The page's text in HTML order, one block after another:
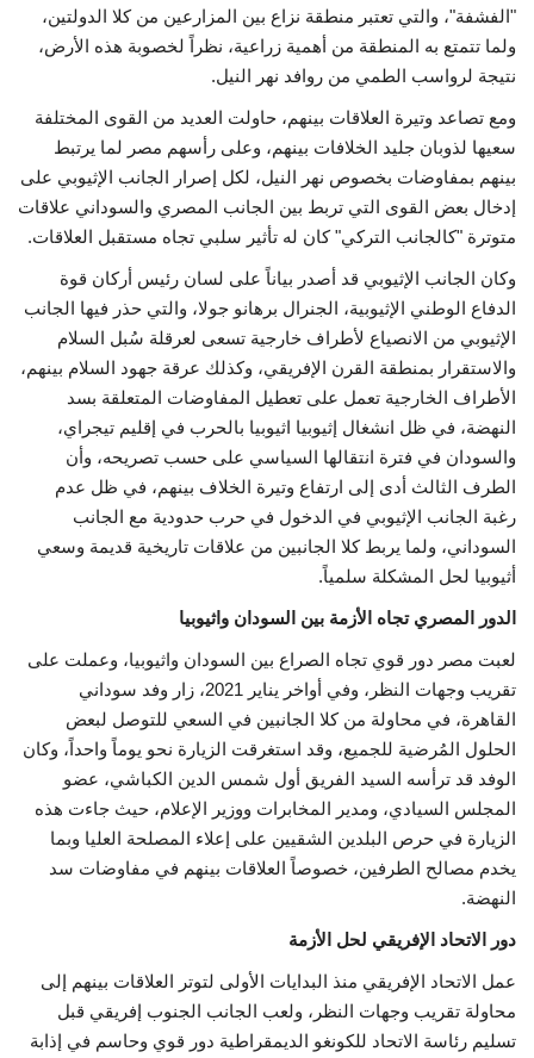
"الفشفة"، والتي تعتبر منطقة نزاع بين المزارعين من كلا الدولتين،
ولما تتمتع به المنطقة من أهمية زراعية، نظراً لخصوبة هذه الأرض،
نتيجة لرواسب الطمي من روافد نهر النيل.
ومع تصاعد وتيرة العلاقات بينهم، حاولت العديد من القوى المختلفة
سعيها لذوبان جليد الخلافات بينهم، وعلى رأسهم مصر لما يرتبط
بينهم بمفاوضات بخصوص نهر النيل، لكل إصرار الجانب الإثيوبي على
إدخال بعض القوى التي تربط بين الجانب المصري والسوداني علاقات
متوترة "كالجانب التركي" كان له تأثير سلبي تجاه مستقبل العلاقات.
وكان الجانب الإثيوبي قد أصدر بياناً على لسان رئيس أركان قوة
الدفاع الوطني الإثيوبية، الجنرال برهانو جولا، والتي حذر فيها الجانب
الإثيوبي من الانصياع لأطراف خارجية تسعى لعرقلة سُبل السلام
والاستقرار بمنطقة القرن الإفريقي، وكذلك عرقة جهود السلام بينهم،
الأطراف الخارجية تعمل على تعطيل المفاوضات المتعلقة بسد
النهضة، في ظل انشغال إثيوبيا اثيوبيا بالحرب في إقليم تيجراي،
والسودان في فترة انتقالها السياسي على حسب تصريحه، وأن
الطرف الثالث أدى إلى ارتفاع وتيرة الخلاف بينهم، في ظل عدم
رغبة الجانب الإثيوبي في الدخول في حرب حدودية مع الجانب
السوداني، ولما يربط كلا الجانبين من علاقات تاريخية قديمة وسعي
أثيوبيا لحل المشكلة سلمياً.
الدور المصري تجاه الأزمة بين السودان واثيوبيا
لعبت مصر دور قوي تجاه الصراع بين السودان واثيوبيا، وعملت على
تقريب وجهات النظر، وفي أواخر يناير 2021، زار وفد سوداني
القاهرة، في محاولة من كلا الجانبين في السعي للتوصل لبعض
الحلول المُرضية للجميع، وقد استغرقت الزيارة نحو يوماً واحداً، وكان
الوفد قد ترأسه السيد الفريق أول شمس الدين الكباشي، عضو
المجلس السيادي، ومدير المخابرات ووزير الإعلام، حيث جاءت هذه
الزيارة في حرص البلدين الشقيين على إعلاء المصلحة العليا وبما
يخدم مصالح الطرفين، خصوصاً العلاقات بينهم في مفاوضات سد
النهضة.
دور الاتحاد الإفريقي لحل الأزمة
عمل الاتحاد الإفريقي منذ البدايات الأولى لتوتر العلاقات بينهم إلى
محاولة تقريب وجهات النظر، ولعب الجانب الجنوب إفريقي قبل
تسليم رئاسة الاتحاد للكونغو الديمقراطية دور قوي وحاسم في إذابة